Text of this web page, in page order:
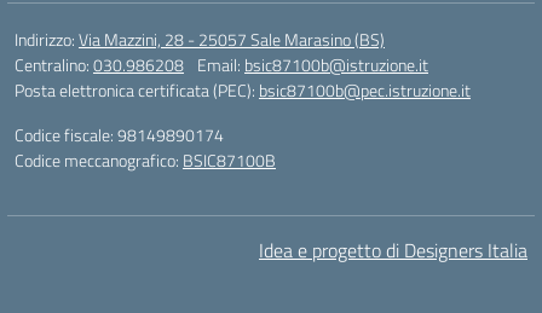
Indirizzo:Via Mazzini, 28 - 25057 Sale Marasino (BS)
Centralino:030.986208 Email: bsic87100b@istruzione.it
Posta elettronica certificata (PEC): bsic87100b@pec.istruzione.it
Codice fiscale: 98149890174
Codice meccanografico: BSIC87100B
Idea e progetto di Designers Italia